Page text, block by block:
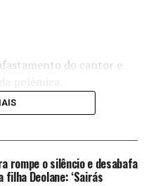
do cantor e
nada bom entre
eram vistos em clima de
rompe o silêncio e desabafa
filha Deolane: ‘Sairás